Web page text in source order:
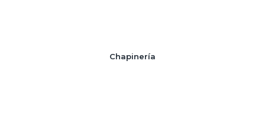
Chapinería